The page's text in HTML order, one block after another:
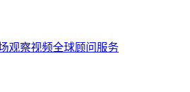
观察视频全球顾问服务